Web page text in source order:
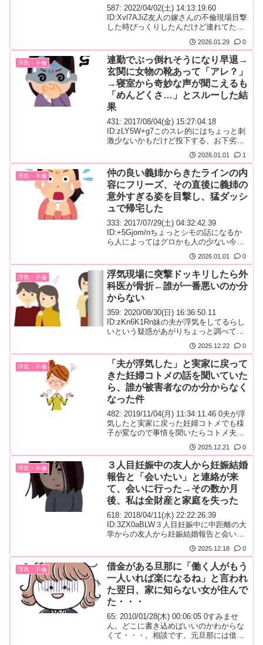
587: 2022/04/02(土) 14:13:19.60
ID:Xvl7AJiZ友人の嫁さんの不倫現場目撃
した時びっくりしたんだけど連れてた相
たのが本気で衝撃だったわこっそり追い
かけて動画撮って友人にチクったら詳細
は全く知らんが結果的に離婚して結局嫁
さん風呂落ちしたらしい悪い事はするも
んじゃねえな桑原桑原588:
2022/04/02(土...
2026.01.29 0
浮気・不倫
連勤でぶっ倒れそうになり早退→
玄関に女物の靴あって「アレ？」
→寝室から奇妙な声が聞こえるも
「めんどくさ…」とスルーした結
果
431: 2017/08/04(金) 15:27:04.18
ID:zLY5W+g7このスレ的にはちょっと刺
激少ないかもだけど投下する、お下劣だ
た時の話なんだけど。ある日、連勤が続
いてへとへとであまりにも具合悪くて早
退させてもらって家帰った。玄関開けて
まず女物の靴あって「アレ？」って気付
いてリビングまで行って寝室から声が。
「ブヒー！ブヒー！ヒ...
2026.01.01 1
浮気・不倫
仲の良い義姉からきたラインの内
容にフリーズ、その直後に義姉の
意外すぎる姿を目撃し、猛ダッシ
ュで帰宅した
333: 2017/07/29(土) 04:32:42.39
ID:+5Gjom/nちょっとシモの話になるか
ら人によってはグロかも人の少ない今ぱ
として消えてく旦那の実姉で私にとって
義姉とは（近距離に住んでる）がいて
時々お互いの家にお泊りしたりされたり
するくらい仲が良いんだけど。子供が夏
休みになるし明日土曜だからうちの子連
れて義姉の家行ったんだ...
2026.01.01 0
浮気・不倫
浮気現場に突撃ドッキリしたら外
科医が骨折←誰が一番悪いのか分
からない
359: 2020/08/30(日) 16:36:50.11
ID:zKn6K1Rn妹の夫が浮気をしてるらし
いという疑惑があがりちょっと調べてみ
行為中に部屋にカメラ持って飛び込んで
インタビューっていうドッキリをしてみ
ようと悪ノリしたらパニックになった妹
の夫が逃げようとして転んで手首骨折こ
っちはそんなの自業自得だろｗと思って
たけど妹の夫は外科医...
2025.12.22 0
浮気・不倫
「夫が浮気した」と実家に戻って
きた妊婦コトメの話を聞いていた
ら、誰が被害者なのか分からなく
なった件
482: 2019/11/04(月) 11:34:11.46 0夫が浮
気したと実家に戻った妊婦コトメでも様
子が変なので事情を聞いたらコトメ夫に
続いてて結婚前にそのことはコトメには
伝えられてたコトメに子供が出来たから
仕方なく籍を入れただけでコトメ夫は普
段からコトメと彼女、半々（コトメの見
栄、おそらく3：7）で暮らしてたらしい
最近になってコトメ夫...
2025.12.21 0
浮気・不倫
３人目妊娠中の友人から妊娠結婚
報告と「会いたい」と連絡が来
て、会いに行った→その数か月
後、私は全財産と家庭を失った
618: 2018/04/11(水) 22:22:26.39
ID:3ZX0aBLW３人目妊娠中に中距離の大
学からの友人から妊娠結婚報告と会いた
人で会うが途中で彼女が体調を崩し宿泊
先へ。つわりでアイスが食べたいとなり
私と彼女の夫で近所へ買いに行く。そん
なことが３回くらいあった。３か月後、
私の夫から男性(友人の夫と紹介された人)
とホテル(友人が...
2025.12.18 0
浮気・不倫
借金がある旦那に「働く人がもう
一人いれば楽になるね」と言われ
た翌日、家に知らない女が住んで
た・・・
65: 2010/01/28(木) 00:06:05 0すみませ
ん。どこに書き込めばいいのかわからな
くて・・・。相談です。元旦那には借金